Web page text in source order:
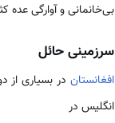
بی‌خانمانی و آوارگی عده
سرزمینی حائل
افغانستان در بسیاری
انگلیس در